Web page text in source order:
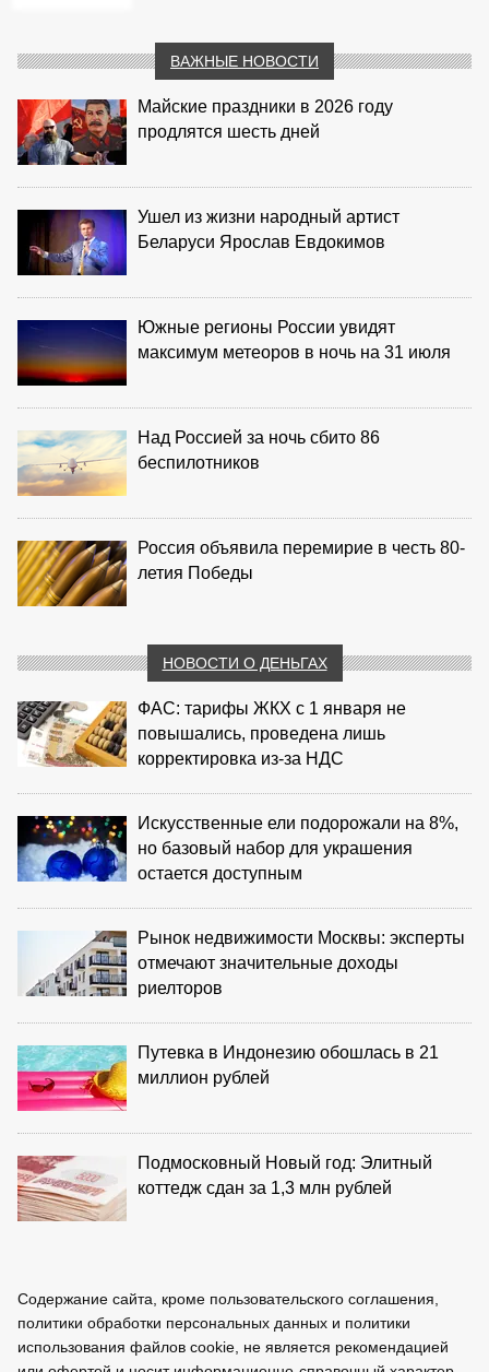
ВАЖНЫЕ НОВОСТИ
Майские праздники в 2026 году
продлятся шесть дней
Ушел из жизни народный артист
Беларуси Ярослав Евдокимов
Южные регионы России увидят
максимум метеоров в ночь на 31 июля
Над Россией за ночь сбито 86
беспилотников
Россия объявила перемирие в честь 80-
летия Победы
НОВОСТИ О ДЕНЬГАХ
ФАС: тарифы ЖКХ с 1 января не
повышались, проведена лишь
корректировка из‑за НДС
Искусственные ели подорожали на 8%,
но базовый набор для украшения
остается доступным
Рынок недвижимости Москвы: эксперты
отмечают значительные доходы
риелторов
Путевка в Индонезию обошлась в 21
миллион рублей
Подмосковный Новый год: Элитный
коттедж сдан за 1,3 млн рублей
Содержание сайта, кроме пользовательского соглашения,
политики обработки персональных данных и политики
использования файлов cookie, не является рекомендацией